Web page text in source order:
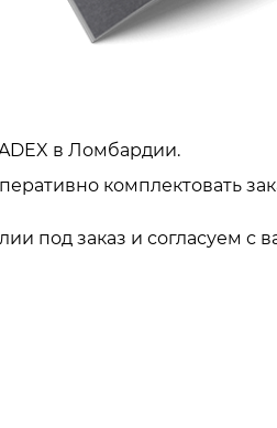
в Ломбардии.
комплектовать
под заказ и согласуем с